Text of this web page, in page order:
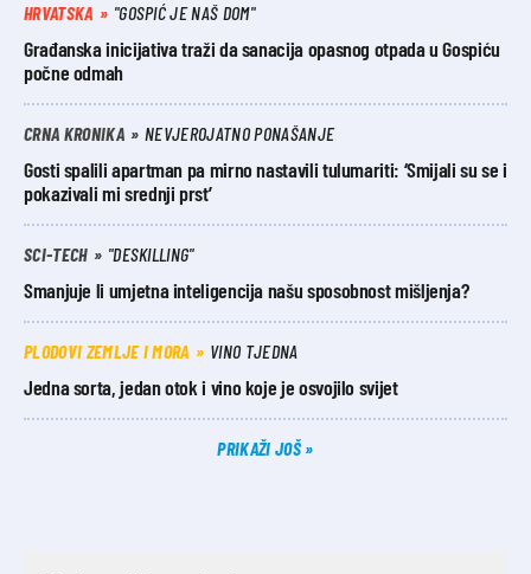
HRVATSKA "GOSPIĆ JE NAŠ DOM"
Građanska inicijativa traži da sanacija opasnog otpada u Gospiću
počne odmah
CRNA KRONIKA NEVJEROJATNO PONAŠANJE
Gosti spalili apartman pa mirno nastavili tulumariti: ‘Smijali su se i
pokazivali mi srednji prst’
SCI-TECH "DESKILLING"
Smanjuje li umjetna inteligencija našu sposobnost mišljenja?
PLODOVI ZEMLJE I MORA VINO TJEDNA
Jedna sorta, jedan otok i vino koje je osvojilo svijet
PRIKAŽI JOŠ